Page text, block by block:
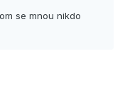
se mnou nikdo